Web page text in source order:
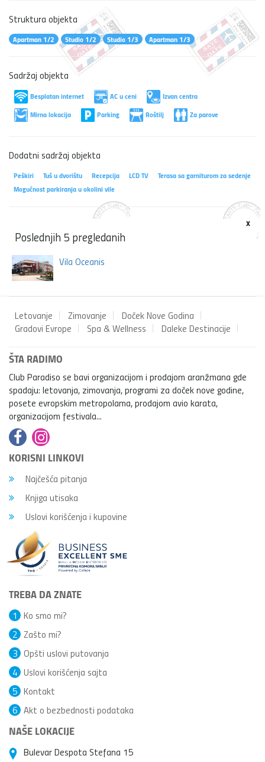
Struktura objekta
Apartman 1/2 Studio 1/2 Studio 1/3 Apartman 1/3
Sadržaj objekta
Besplatan internet AC u ceni
Izvan centra
Mirna lokacija
Parking Roštilj Za parove
Dodatni sadržaj objekta
Peškiri Tuš u dvorištu Recepcija LCD TV
Terasa sa garniturom za sedenje
Mogućnost parkiranja u okolini vile
x
Poslednjih 5 pregledanih
Vila Oceanis
Letovanje Zimovanje
Doček Nove Godina
Gradovi Evrope
Spa & Wellness Daleke Destinacije
ŠTA RADIMO
Club Paradiso se bavi organizacijom i prodajom aranžmana gde
spadaju: letovanja, zimovanja, programi za doček nove godine,
posete evropskim metropolama, prodajom avio karata,
organizacijom festivala...
KORISNI LINKOVI
Najčešća pitanja
Knjiga utisaka
Uslovi korišćenja i kupovine
TREBA DA ZNATE
Ko smo mi?
1
Zašto mi?
2
Opšti uslovi putovanja
3
Uslovi korišćenja sajta
4
Kontakt
5
Akt o bezbednosti podataka
6
NAŠE LOKACIJE
Bulevar Despota Stefana 15